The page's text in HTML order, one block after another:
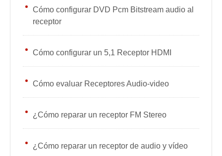
Cómo configurar DVD Pcm Bitstream audio al
receptor
Cómo configurar un 5,1 Receptor HDMI
Cómo evaluar Receptores Audio-video
¿Cómo reparar un receptor FM Stereo
¿Cómo reparar un receptor de audio y vídeo